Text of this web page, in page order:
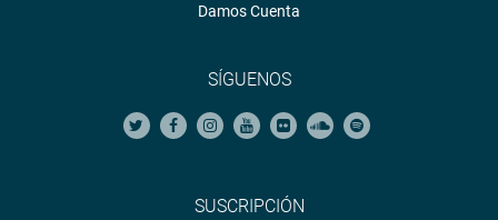
Damos Cuenta
SÍGUENOS
SUSCRIPCIÓN